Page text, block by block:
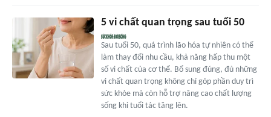
5 vi chất quan trọng sau tuổi 50
Sau tuổi 50, quá trình lão hóa tự nhiên có thể
làm thay đổi nhu cầu, khả năng hấp thu một
số vi chất của cơ thể. Bổ sung đúng, đủ những
vi chất quan trọng không chỉ góp phần duy trì
sức khỏe mà còn hỗ trợ nâng cao chất lượng
sống khi tuổi tác tăng lên.